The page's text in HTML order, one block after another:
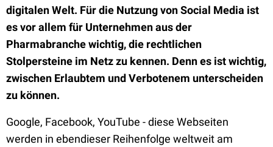
digitalen Welt. Für die Nutzung von Social Media ist
es vor allem für Unternehmen aus der
Pharmabranche wichtig, die rechtlichen
Stolpersteine im Netz zu kennen. Denn es ist wichtig,
zwischen Erlaubtem und Verbotenem unterscheiden
zu können.
Google, Facebook, YouTube - diese Webseiten
werden in ebendieser Reihenfolge weltweit am